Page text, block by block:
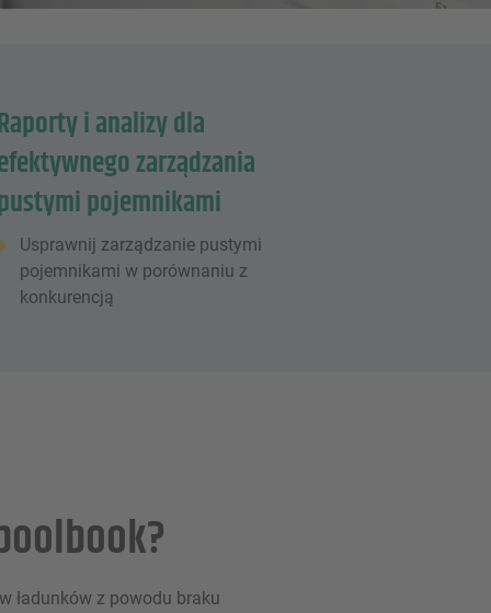
i analizy dla
zarządzania
pojemnikami
Usprawnij zarządzanie pustymi
pojemnikami w porównaniu z
konkurencją
ładunków z powodu braku